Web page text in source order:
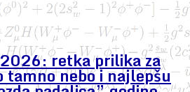
retka prilika za
tamno nebo i najlepšu